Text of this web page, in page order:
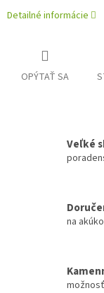
Detailné informácie
OPÝTAŤ SA
Veľké
na